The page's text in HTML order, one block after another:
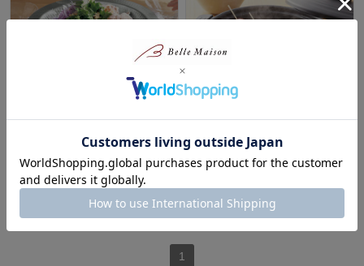
【IH/ガス火対応】
¥3,380～¥7,700（税込）
(11)
20／24／26＞ 【IH/ガス火対
応】
(2)
1